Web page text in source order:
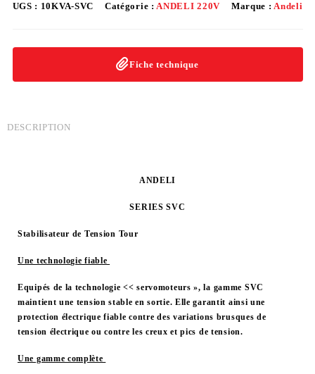
UGS : 10KVA-SVC Catégorie :ANDELI 220V Marque :Andeli
Fiche technique
DESCRIPTION
ANDELI
SERIES SVC
Stabilisateur de Tension Tour
Une technologie fiable
Equipés de la technologie << servomoteurs », la gamme SVC
maintient une tension stable en sortie. Elle garantit ainsi une
protection électrique fiable contre des variations brusques de
tension électrique ou contre les creux et pics de tension.
Une gamme complète